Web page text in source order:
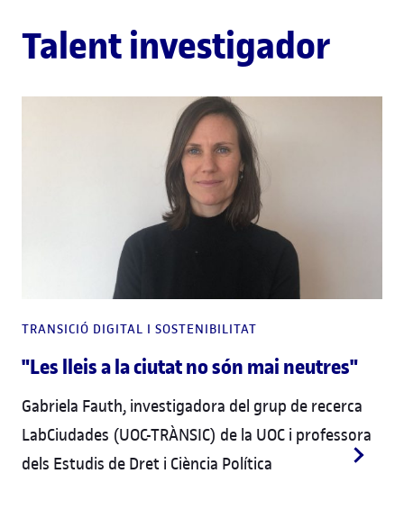
Talent investigador
TRANSICIÓ DIGITAL I SOSTENIBILITAT
"Les lleis a la ciutat no són mai neutres"
Gabriela Fauth, investigadora del grup de recerca
LabCiudades (UOC-TRÀNSIC) de la UOC i professora
dels Estudis de Dret i Ciència Política